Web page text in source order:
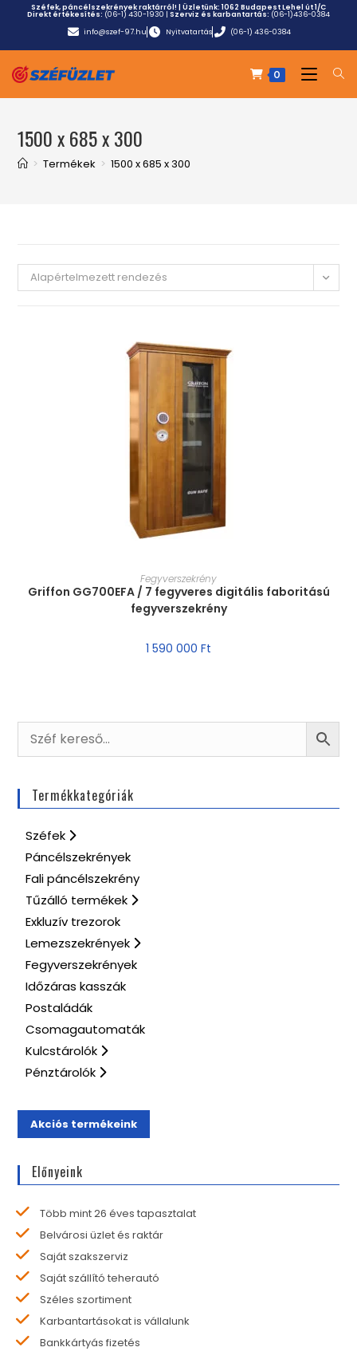
Széfek, páncélszekrények raktárról! | Üzletünk:1062 Budapest Lehel út 1/C
Direkt értékesítés: (06-1) 430-1930 | Szerviz és karbantartás: (06-1)436-0384
info@szef-97.hu
Nyitvatartás (06-1) 436-0384
0
1500 x 685 x 300
> Termékek > 1500 x 685 x 300
Alapértelmezett rendezés
MÉRET VÁLASZTÁSA
Fegyverszekrény
Griffon GG700EFA / 7 fegyveres digitális faboritású
fegyverszekrény
1 590 000 Ft
Termékkategóriák
Széfek
Páncélszekrények
Fali páncélszekrény
Tűzálló termékek
Exkluzív trezorok
Lemezszekrények
Fegyverszekrények
Időzáras kasszák
Postaládák
Csomagautomaták
Kulcstárolók
Pénztárolók
Akciós termékeink
Előnyeink
Több mint 26 éves tapasztalat
Belvárosi üzlet és raktár
Saját szakszerviz
Saját szállító teherautó
Széles szortiment
Karbantartásokat is vállalunk
Bankkártyás fizetés